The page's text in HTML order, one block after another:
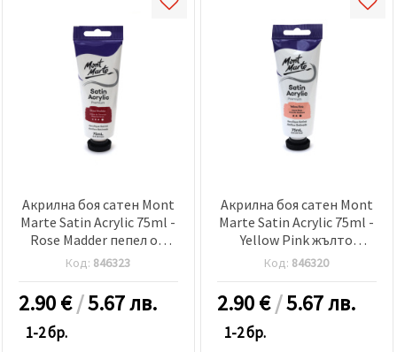
Акрилна боя сатен Mont
Marte Satin Acrylic 75ml -
Rose Madder пепел от
рози
Код: 846323
2.90€/5.67 лв.
1-2 бр.
Акрилна боя сатен Mont
Marte Satin Acrylic 75ml -
Yellow Pink жълто
розова
Код: 846320
2.90€/5.67 лв.
1-2 бр.